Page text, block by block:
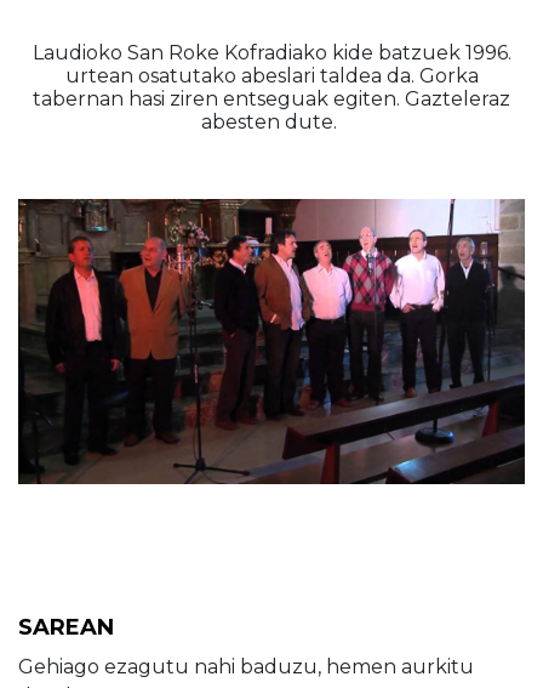
Laudioko San Roke Kofradiako kide batzuek 1996.
urtean osatutako abeslari taldea da. Gorka
tabernan hasi ziren entseguak egiten. Gazteleraz
abesten dute.
SAREAN
Gehiago ezagutu nahi baduzu, hemen aurkitu